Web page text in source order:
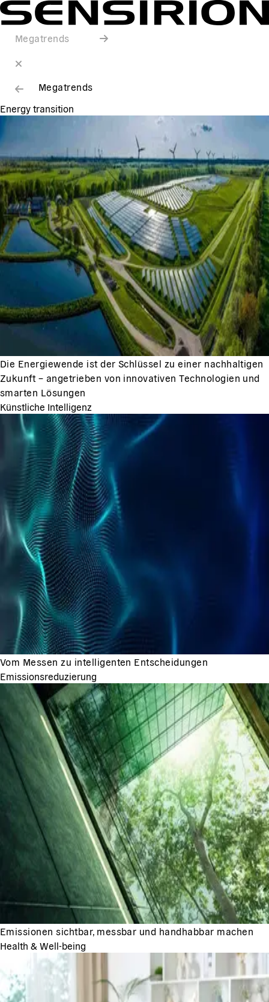
Megatrends
Megatrends
Energy transition
Die Energiewende ist der Schlüssel zu einer nachhaltigen
Zukunft – angetrieben von innovativen Technologien und
smarten Lösungen
Künstliche Intelligenz
Vom Messen zu intelligenten Entscheidungen
Emissionsreduzierung
Emissionen sichtbar, messbar und handhabbar machen
Health & Well-being